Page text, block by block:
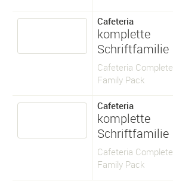
Cafeteria
komplette
Schriftfamilie
Cafeteria Complete
Family Pack
Cafeteria
komplette
Schriftfamilie
Cafeteria Complete
Family Pack